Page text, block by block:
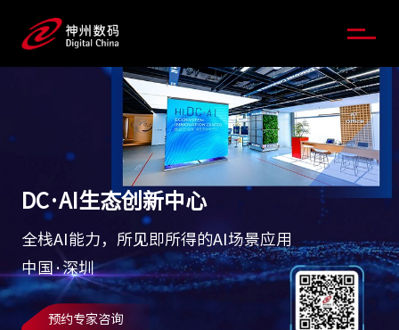
DC·AI生态创新中心
全栈AI能力，所见即所得的AI场景应用
中国·深圳
预约专家咨询